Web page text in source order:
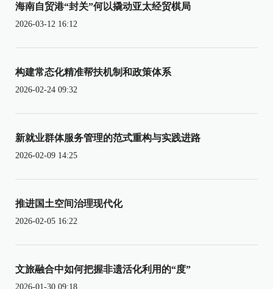
海南自贸港“封关”何以撬动亚太经贸棋局
2026-03-12 16:12
构建常态化精准帮扶机制和政策体系
2026-02-24 09:32
新就业群体服务管理的范式重构与实践进路
2026-02-09 14:25
推进国土空间治理现代化
2026-02-05 16:22
文旅融合中如何把握非遗活化利用的“度”
2026-01-30 09:18